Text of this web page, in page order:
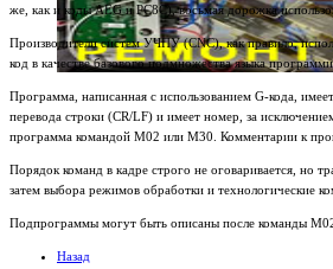
же, как и коды AEG и PC8C), восьмая дорожка
Производители систем УЧПУ (CNC), как правило,
код в качестве базового подмножества языка
Программа, написанная с использованием G-кода,
перевода строки (CR/LF) и имеет номер, за
программа командой M02 или M30. Комментарии к
Порядок команд в кадре строго не оговаривается, но
затем выбора режимов обработки и технологические
Подпрограммы могут быть описаны после команды
Назад